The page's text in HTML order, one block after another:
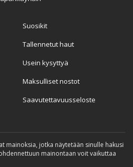
Suosikit
Tallennetut haut
Usein kysyttyä
Maksulliset nostot
Saavutettavuusseloste
mainoksia, jotka näytetään sinulle hakusi
mainontaan voit vaikuttaa